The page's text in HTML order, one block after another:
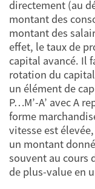
directement (au
montant des
montant des
effet, le taux de
capital avancé. Il
rotation du
un élément de
P…M’-A’ avec A
forme
vitesse est
un montant
souvent au cours
de plus-value en